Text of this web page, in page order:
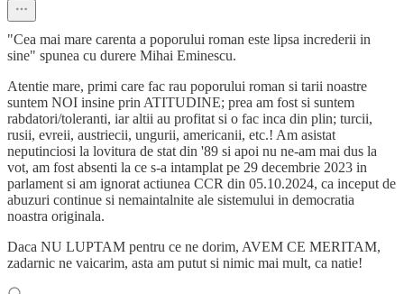
"Cea mai mare carenta a poporului roman este lipsa increderii in
sine" spunea cu durere Mihai Eminescu.
Atentie mare, primi care fac rau poporului roman si tarii noastre
suntem NOI insine prin ATITUDINE; prea am fost si suntem
rabdatori/toleranti, iar altii au profitat si o fac inca din plin; turcii,
rusii, evreii, austriecii, ungurii, americanii, etc.! Am asistat
neputinciosi la lovitura de stat din '89 si apoi nu ne-am mai dus la
vot, am fost absenti la ce s-a intamplat pe 29 decembrie 2023 in
parlament si am ignorat actiunea CCR din 05.10.2024, ca inceput de
abuzuri continue si nemaintalnite ale sistemului in democratia
noastra originala.
Daca NU LUPTAM pentru ce ne dorim, AVEM CE MERITAM,
zadarnic ne vaicarim, asta am putut si nimic mai mult, ca natie!